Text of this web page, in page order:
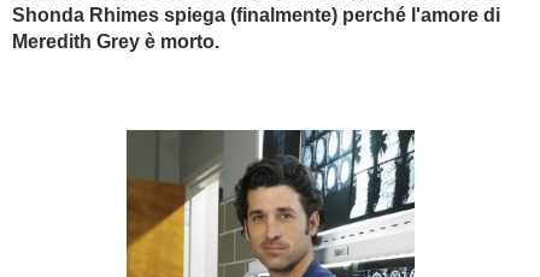
CAPELLI
Shonda Rhimes spiega (finalmente) perché l'amore di
Meredith Grey è morto.